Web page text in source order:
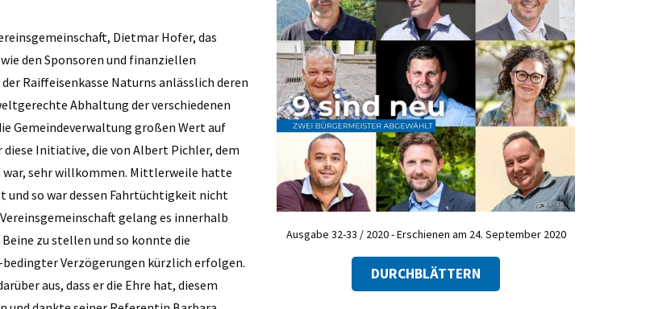
Dietmar Hofer, das
den Sponsoren und finanziellen
Raiffeisenkasse Naturns anlässlich deren
Abhaltung der verschiedenen
Gemeindeverwaltung großen Wert auf
diese Initiative, die von Albert Pichler, dem
war, sehr willkommen. Mittlerweile hatte
und so war dessen Fahrtüchtigkeit nicht
gelang es innerhalb
zu stellen und so konnte die
Verzögerungen kürzlich erfolgen.
aus, dass er die Ehre hat, diesem
Ausgabe 32-33 / 2020 - Erschienen am 24. September 2020
DURCHBLÄTTERN